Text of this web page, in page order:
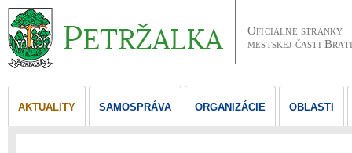
Oficiálne stránky
mestskej časti
AKTUALITY SAMOSPRÁVA ORGANIZÁCIE OBLASTI